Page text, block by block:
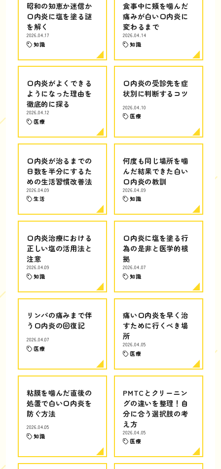
昭和の知恵か迷信か
口内炎に塩を塗る謎
を解く
2026.04.17
知識
食事中に頬を噛んだ
痛みが白い口内炎に
変わるまで
2026.04.14
知識
口内炎がよくできる
ようになった理由を
徹底的に探る
2026.04.12
医療
口内炎の受診先を症
状別に判断するコツ
2026.04.10
医療
口内炎が治るまでの
日数を半分にするた
めの生活習慣改善法
2026.04.09
生活
何度も同じ場所を噛
んだ結果できた白い
口内炎の教訓
2026.04.09
知識
口内炎治療における
正しい塩の活用法と
注意
2026.04.09
知識
口内炎に塩を塗る行
為の是非と医学的根
拠
2026.04.07
知識
リンパの痛みまで伴
う口内炎の回復記
2026.04.07
医療
痛い口内炎を早く治
すために行くべき場
所
2026.04.05
医療
粘膜を噛んだ直後の
処置で白い口内炎を
防ぐ方法
2026.04.05
知識
PMTCとクリーニン
グの違いを整理！自
分に合う選択肢の考
え方
2026.04.05
医療